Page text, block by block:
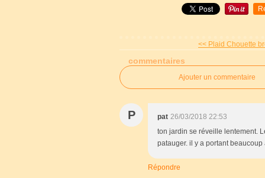
<< Plaid Chouette
commentaires
Ajouter un commentaire
P pat 26/03/2018 22:53
ton jardin se réveille lentement.
patauger. il y a portant
Répondre